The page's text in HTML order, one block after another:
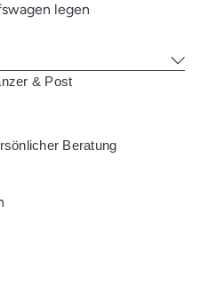
legen
& Post
Beratung